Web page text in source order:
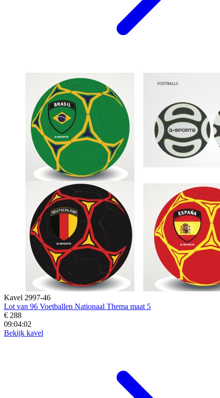
Kavel 2997-46
Lot van 96 Voetballen Nationaal Thema maat 5
€ 288
09:04:00
Bekijk kavel